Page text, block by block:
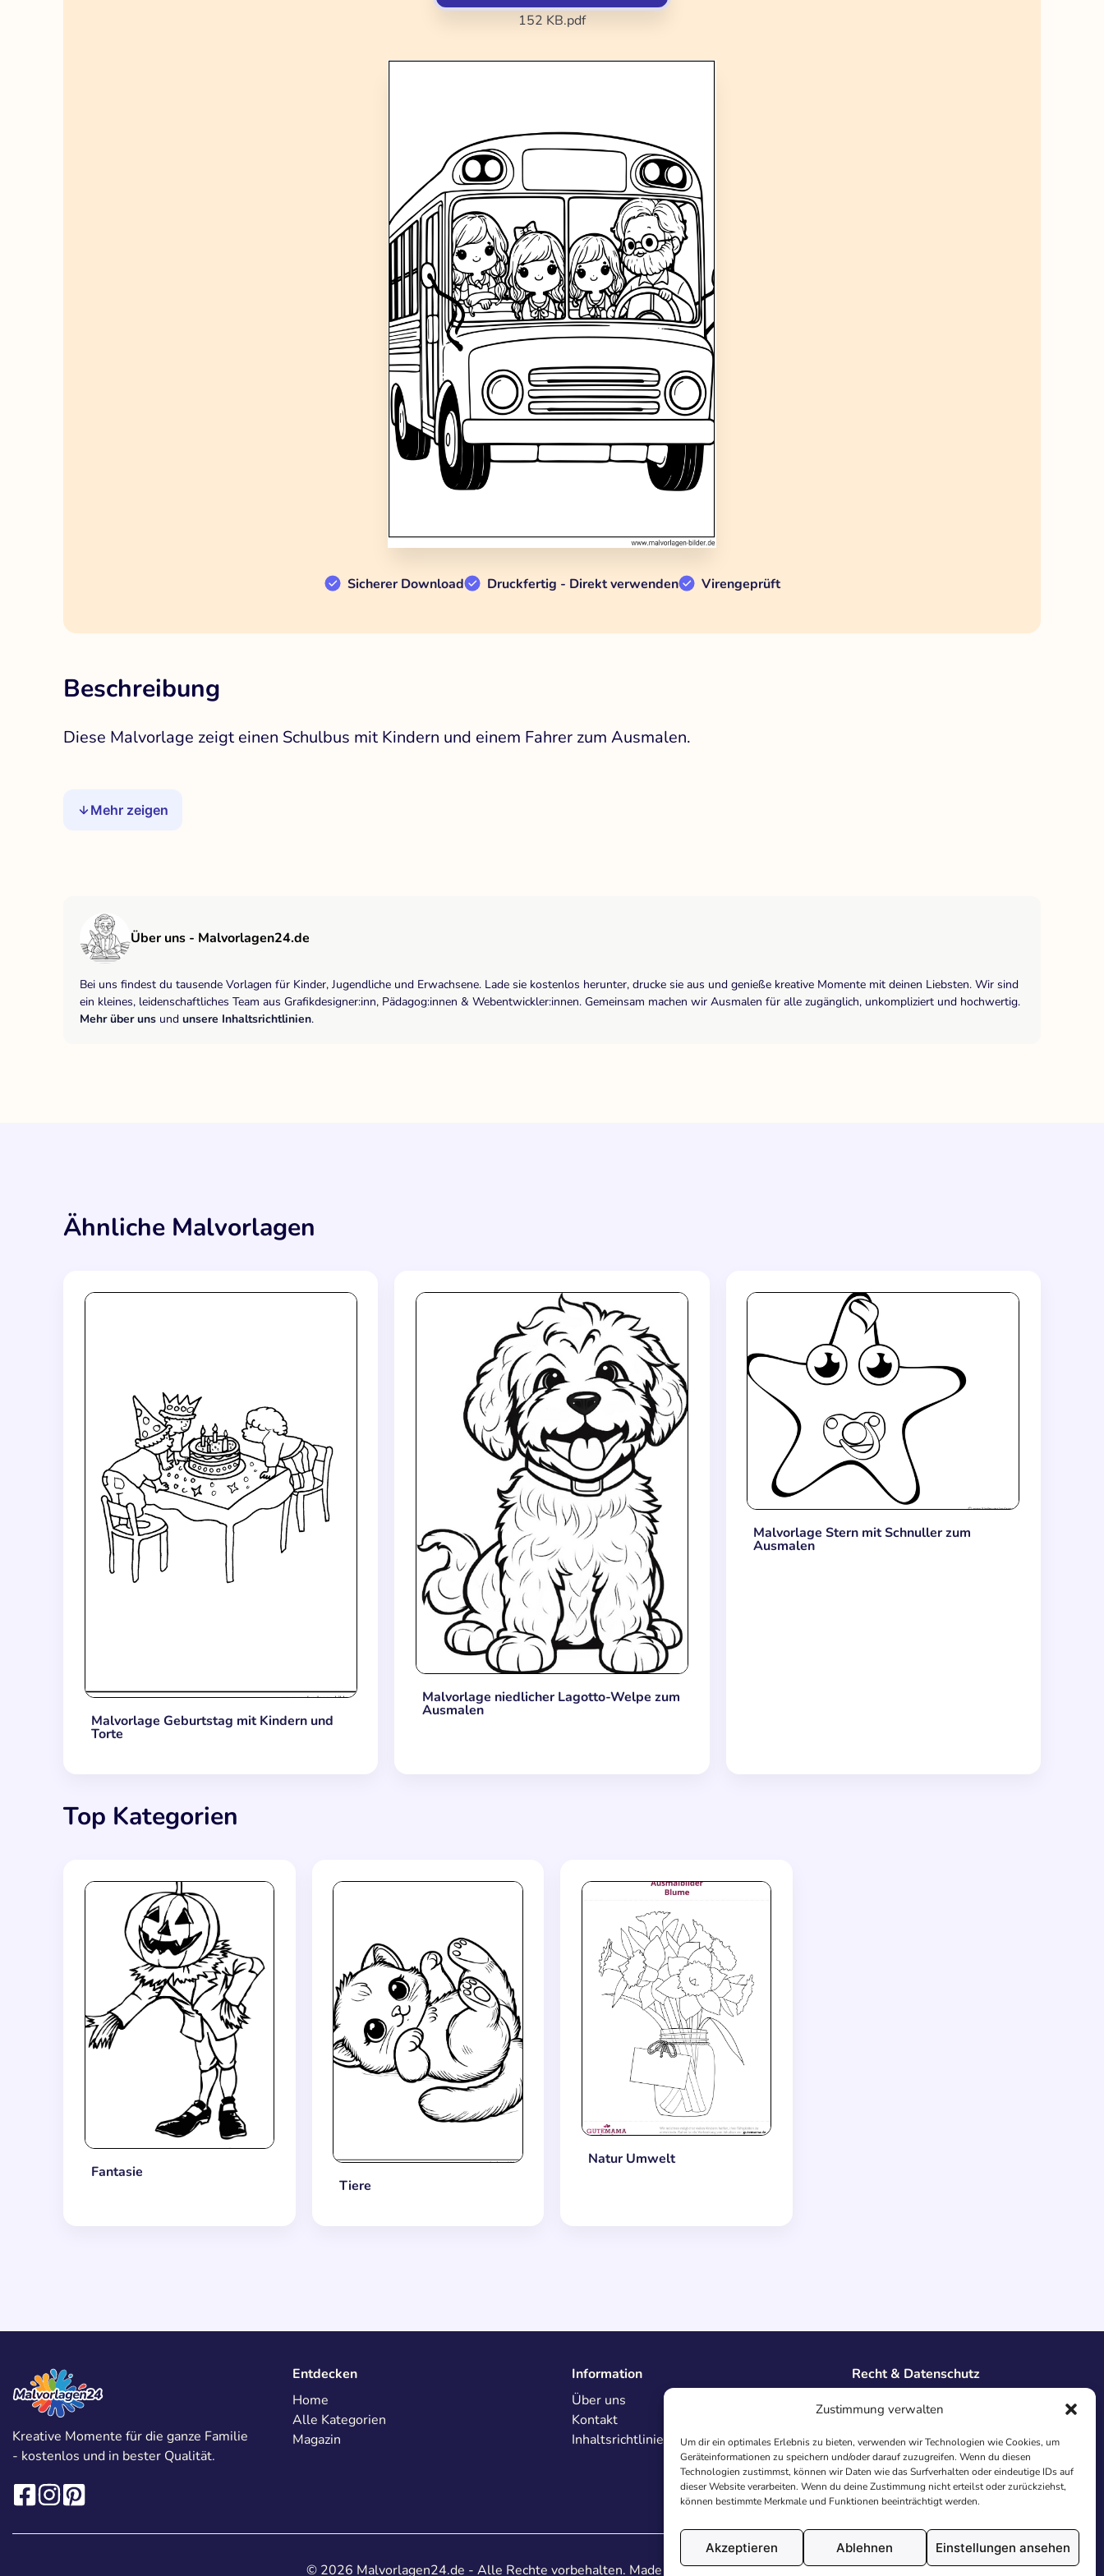
Zustimmung verwalten
Um dir ein optimales Erlebnis zu bieten, verwenden wir Technologien wie Cookies, um
Geräteinformationen zu speichern und/oder darauf zuzugreifen. Wenn du diesen
Technologien zustimmst, können wir Daten wie das Surfverhalten oder eindeutige IDs auf
dieser Website verarbeiten. Wenn du deine Zustimmung nicht erteilst oder zurückziehst,
können bestimmte Merkmale und Funktionen beeinträchtigt werden.
Akzeptieren Ablehnen Einstellungen ansehen
152 KB.pdf
Sicherer Download Druckfertig - Direkt verwenden Virengeprüft
Beschreibung
Diese Malvorlage zeigt einen Schulbus mit Kindern und einem Fahrer zum Ausmalen.
Mehr zeigen
Über uns - Malvorlagen24.de
Bei uns findest du tausende Vorlagen für Kinder, Jugendliche und Erwachsene. Lade sie kostenlos herunter, drucke sie aus und genieße kreative Momente mit deinen Liebsten. Wir sind
ein kleines, leidenschaftliches Team aus Grafikdesigner:inn, Pädagog:innen & Webentwickler:innen. Gemeinsam machen wir Ausmalen für alle zugänglich, unkompliziert und hochwertig.
Mehr über uns und unsere Inhaltsrichtlinien.
Ähnliche Malvorlagen
Malvorlage Geburtstag mit Kindern und
Torte
Malvorlage niedlicher Lagotto-Welpe zum
Ausmalen
Malvorlage Stern mit Schnuller zum
Ausmalen
Top Kategorien
Fantasie
Tiere
Natur Umwelt
Kreative Momente für die ganze Familie
- kostenlos und in bester Qualität.
Entdecken
Home
Alle Kategorien
Magazin
Information
Über uns
Kontakt
Inhaltsrichtlinien
Recht & Datenschutz
Datenschutz
AGB
Cookies
© 2026 Malvorlagen24.de - Alle Rechte vorbehalten. Made with♥in Deutschland.